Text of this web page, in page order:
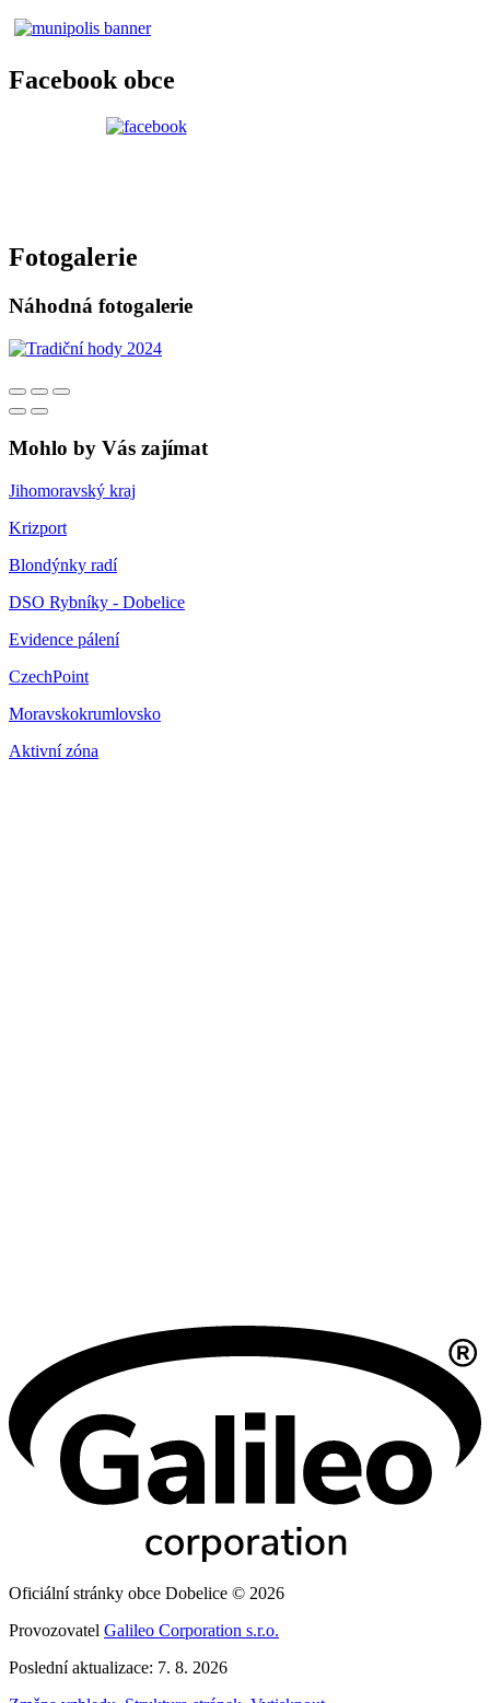
Facebook obce
Fotogalerie
Náhodná fotogalerie
Mohlo by Vás zajímat
Jihomoravský kraj
Krizport
Blondýnky radí
DSO Rybníky - Dobelice
Evidence pálení
CzechPoint
Moravskokrumlovsko
Aktivní zóna
Oficiální stránky obce Dobelice © 2026
Provozovatel Galileo Corporation s.r.o.
Poslední aktualizace: 7. 8. 2026